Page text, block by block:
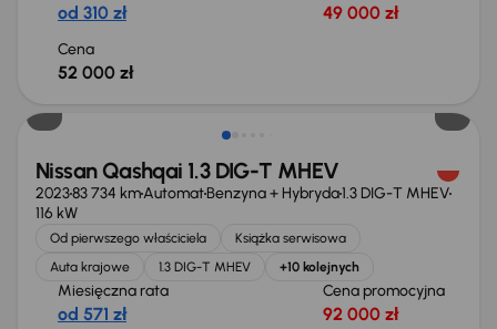
od 310 zł 49 000 zł
Cena
52 000 zł
Możliwość odliczenia VAT
Nissan Qashqai 1.3 DIG-T MHEV
202383 734 kmAutomatBenzyna + Hybryda1.3 DIG-T MHEV
116 kW
Od pierwszego właściciela
Książka serwisowa
Auta krajowe
1.3 DIG-T MHEV +10 kolejnych
Miesięczna rata
od 571 zł
Cena promocyjna
92 000 zł